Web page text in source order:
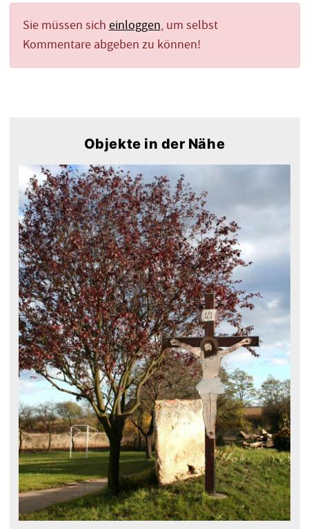
Sie müssen sich einloggen, um selbst
Kommentare abgeben zu können!
Objekte in der Nähe